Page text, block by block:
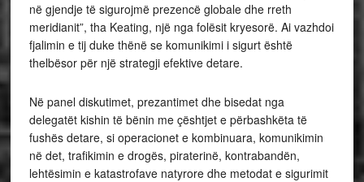
në gjendje të sigurojmë prezencë globale dhe rreth
meridianit”, tha Keating, një nga folësit kryesorë. Ai vazhdoi
fjalimin e tij duke thënë se komunikimi i sigurt është
thelbësor për një strategji efektive detare.
Në panel diskutimet, prezantimet dhe bisedat nga
delegatët kishin të bënin me çështjet e përbashkëta të
fushës detare, si operacionet e kombinuara, komunikimin
në det, trafikimin e drogës, piraterinë, kontrabandën,
lehtësimin e katastrofave natyrore dhe metodat e sigurimit